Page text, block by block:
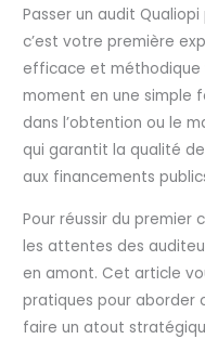
Passer un audit
c’est votre première
efficace et
moment en une simple
dans l’obtention ou le
qui garantit la qualité
aux financements
Pour réussir du premier
les attentes des
en amont. Cet article
pratiques pour aborder
faire un atout